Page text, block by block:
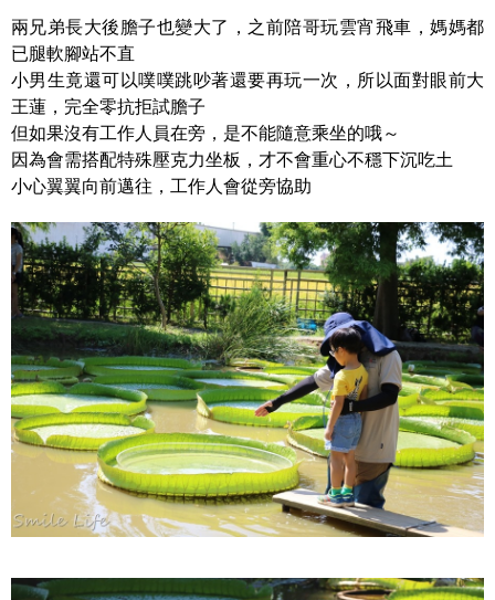
兩兄弟長大後膽子也變大了，之前陪哥玩雲宵飛車，媽媽都
已腿軟腳站不直
小男生竟還可以噗噗跳吵著還要再玩一次，所以面對眼前大
王蓮，完全零抗拒試膽子
但如果沒有工作人員在旁，是不能隨意乘坐的哦～
因為會需搭配特殊壓克力坐板，才不會重心不穩下沉吃土
小心翼翼向前邁往，工作人會從旁協助